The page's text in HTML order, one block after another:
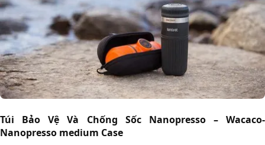
Túi Bảo Vệ Và Chống Sốc Nanopresso – Wacaco-
Nanopresso medium Case